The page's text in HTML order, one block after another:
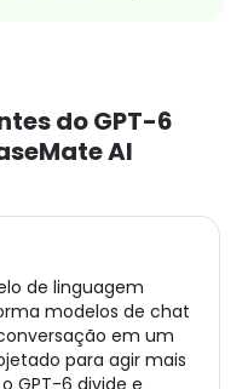
do GPT-6
AI
de linguagem
modelos de chat
em um
para agir mais